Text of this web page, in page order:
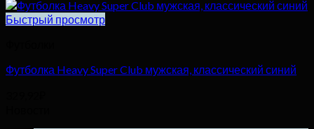
Быстрый просмотр
Футболка Heavy Super Club мужская, классический синий